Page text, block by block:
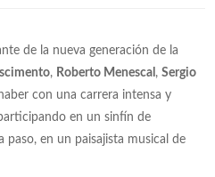
de la nueva generación de la
, Roberto Menescal , Sergio
con una carrera intensa y
en un sinfín de
en un paisajista musical de